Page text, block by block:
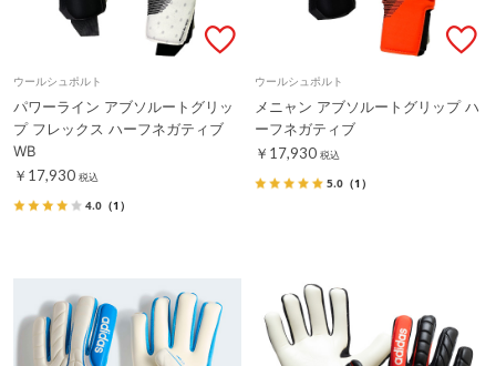
ウールシュポルト
パワーライン アブソルートグリッ
プ フレックス ハーフネガティブ
WB
￥17,930 税込
4.0 （1）
ウールシュポルト
メニャン アブソルートグリップ ハ
ーフネガティブ
￥17,930 税込
5.0 （1）